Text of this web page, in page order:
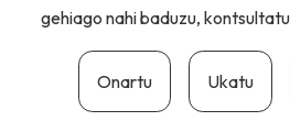
gehiago nahi baduzu,
Onartu Ukatu